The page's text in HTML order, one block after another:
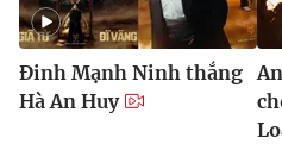
Đinh Mạnh Ninh thắng
Hà An Huy